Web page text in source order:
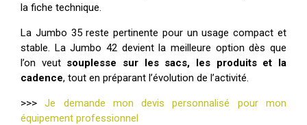
la fiche technique.
La Jumbo 35 reste pertinente pour un usage compact et
stable. La Jumbo 42 devient la meilleure option dès que
l’on veut souplesse sur les sacs, les produits et la
cadence, tout en préparant l’évolution de l’activité.
>>>Je demande mon devis personnalisé pour mon
équipement professionnel